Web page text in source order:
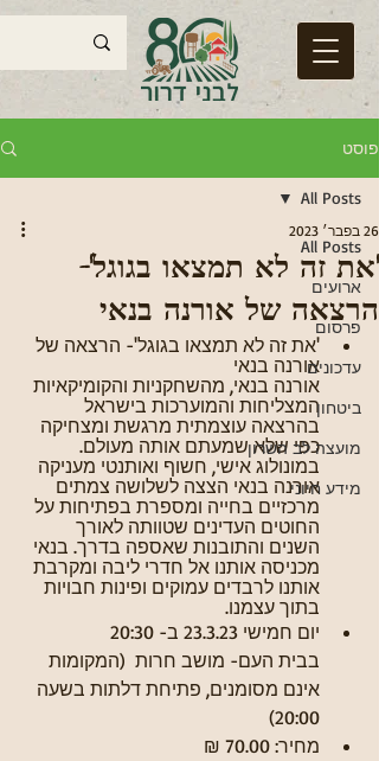
פוסט
All Posts
ארועים
פרסום
עדכונים
ביטחון
מועצה לב השרון
מידע חיוני
All Posts
'את זה לא תמצאו בגוגל'-
הרצאה של אורנה בנאי
26 בפבר׳ 2023
'את זה לא תמצאו בגוגל'- הרצאה של
אורנה בנאי
אורנה בנאי, מהשחקניות והקומיקאיות
המצליחות והמוערכות בישראל
בהרצאה עוצמתית מרגשת ומצחיקה
כפי שלא שמעתם אותה מעולם.
במונולוג אישי, חשוף ואותנטי מעניקה
אורנה בנאי הצצה לשלושה צמתים
מרכזיים בחייה ומספרת בפתיחות על
החוטים העדינים שטוותה לאורך
השנים והתובנות שאספה בדרך. בנאי
מכניסה אותנו אל חדרי ליבה ומקרבת
אותנו לרבדים עמוקים ופינות חבויות
בתוך עצמנו.
יום חמישי 23.3.23 ב- 20:30
בבית העם- מושב חרות  (המקומות
אינם מסומנים, פתיחת דלתות בשעה
20:00)
מחיר: 70.00 ₪